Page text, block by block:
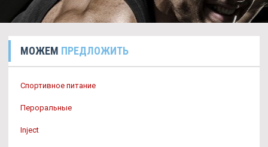
МОЖЕМ ПРЕДЛОЖИТЬ
Спортивное питание
Пероральные
Inject